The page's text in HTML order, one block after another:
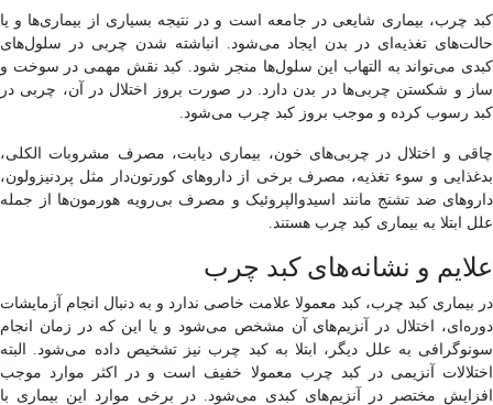
کبد چرب، بیماری شایعی در جامعه است و در نتیجه بسیاری از بیماری‌ها و یا
حالت‌های تغذیه‌ای در بدن ایجاد می‌شود. انباشته‌ شدن چربی در سلول‌های
کبدی می‌تواند به التهاب این سلول‌ها منجر شود. کبد نقش مهمی در سوخت و
ساز و شکستن چربی‌ها در بدن دارد. در صورت بروز اختلال در آن، چربی در
کبد رسوب کرده و موجب بروز کبد چرب می‌شود.
چاقی و اختلال در چربی‌های خون، بیماری دیابت، مصرف مشروبات الکلی،
بدغذایی و سوء تغذیه، مصرف برخی از داروهای کورتون‌دار مثل پردنیزولون،
داروهای ضد تشنج مانند اسیدوالپروئیک و مصرف بی‌رویه هورمون‌ها از جمله
علل ابتلا به بیماری کبد چرب هستند.
علایم و نشانه‌های کبد چرب
در بیماری کبد چرب، کبد معمولا علامت خاصی ندارد و به دنبال انجام آزمایشات
دوره‌ای، اختلال در آنزیم‌های آن مشخص می‌شود و یا این‌ که در زمان انجام
سونوگرافی به علل دیگر، ابتلا به کبد چرب نیز تشخیص داده می‌شود. البته
اختلالات آنزیمی در کبد چرب معمولا خفیف است و در اکثر موارد موجب
افزایش مختصر در آنزیم‌های کبدی می‌شود. در برخی موارد این بیماری با